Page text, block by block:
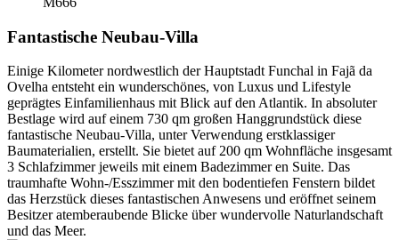
Fantastische Neubau-Villa
Einige Kilometer nordwestlich der Hauptstadt Funchal in Fajã da
Ovelha entsteht ein wunderschönes, von Luxus und Lifestyle
geprägtes Einfamilienhaus mit Blick auf den Atlantik. In absoluter
Bestlage wird auf einem 730 qm großen Hanggrundstück diese
fantastische Neubau-Villa, unter Verwendung erstklassiger
Baumaterialien, erstellt. Sie bietet auf 200 qm Wohnfläche insgesamt
3 Schlafzimmer jeweils mit einem Badezimmer en Suite. Das
traumhafte Wohn-/Esszimmer mit den bodentiefen Fenstern bildet
das Herzstück dieses fantastischen Anwesens und eröffnet seinem
Besitzer atemberaubende Blicke über wundervolle Naturlandschaft
und das Meer.